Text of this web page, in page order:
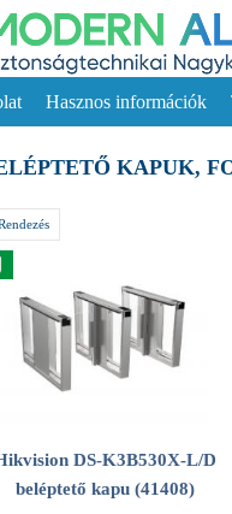
Hasznos információk
KAPUK,
DS-K3B530X-L/D
beléptető kapu (41408)